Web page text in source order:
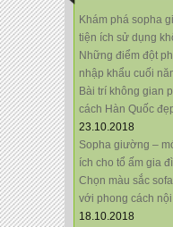
Khám phá sopha
tiện ích sử dụng
Những điểm đột
nhập khẩu cuối
Bài trí không gian
cách Hàn Quốc
23.10.2018
Sopha giường –
ích cho tổ ấm gia
Chọn màu sắc
với phong cách
18.10.2018